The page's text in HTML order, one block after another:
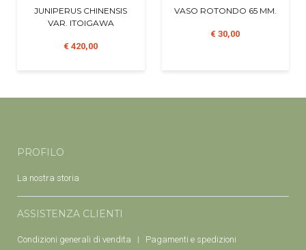
JUNIPERUS CHINENSIS
VAR. ITOIGAWA
€ 420,00
VASO ROTONDO 65 MM.
€ 30,00
PROFILO
La nostra storia
ASSISTENZA CLIENTI
Condizioni generali di vendita Pagamenti e spedizioni